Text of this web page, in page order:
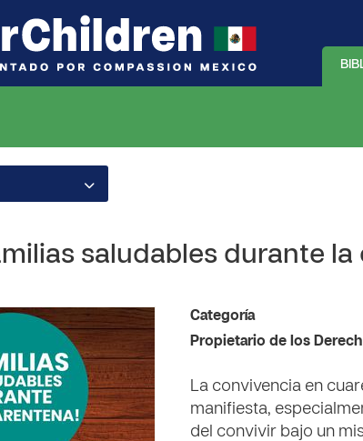
saludables durante
Categoría
Propietario de los
La convivencia en
manifiesta,
del convivir bajo un